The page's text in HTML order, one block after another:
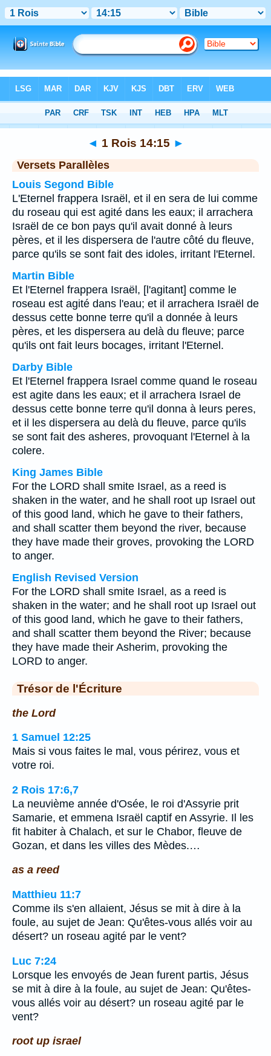
Chapitre 14> Verset 15
◄ 1 Rois 14:15 ►
Versets Parallèles
Louis Segond Bible
L'Eternel frappera Israël, et il en sera de lui comme
du roseau qui est agité dans les eaux; il arrachera
Israël de ce bon pays qu'il avait donné à leurs
pères, et il les dispersera de l'autre côté du fleuve,
parce qu'ils se sont fait des idoles, irritant l'Eternel.
Martin Bible
Et l'Eternel frappera Israël, [l'agitant] comme le
roseau est agité dans l'eau; et il arrachera Israël de
dessus cette bonne terre qu'il a donnée à leurs
pères, et les dispersera au delà du fleuve; parce
qu'ils ont fait leurs bocages, irritant l'Eternel.
Darby Bible
Et l'Eternel frappera Israel comme quand le roseau
est agite dans les eaux; et il arrachera Israel de
dessus cette bonne terre qu'il donna à leurs peres,
et il les dispersera au delà du fleuve, parce qu'ils
se sont fait des asheres, provoquant l'Eternel à la
colere.
King James Bible
For the LORD shall smite Israel, as a reed is
shaken in the water, and he shall root up Israel out
of this good land, which he gave to their fathers,
and shall scatter them beyond the river, because
they have made their groves, provoking the LORD
to anger.
English Revised Version
For the LORD shall smite Israel, as a reed is
shaken in the water; and he shall root up Israel out
of this good land, which he gave to their fathers,
and shall scatter them beyond the River; because
they have made their Asherim, provoking the
LORD to anger.
Trésor de l'Écriture
the Lord
1 Samuel 12:25
Mais si vous faites le mal, vous périrez, vous et
votre roi.
2 Rois 17:6,7
La neuvième année d'Osée, le roi d'Assyrie prit
Samarie, et emmena Israël captif en Assyrie. Il les
fit habiter à Chalach, et sur le Chabor, fleuve de
Gozan, et dans les villes des Mèdes.…
as a reed
Matthieu 11:7
Comme ils s'en allaient, Jésus se mit à dire à la
foule, au sujet de Jean: Qu'êtes-vous allés voir au
désert? un roseau agité par le vent?
Luc 7:24
Lorsque les envoyés de Jean furent partis, Jésus
se mit à dire à la foule, au sujet de Jean: Qu'êtes-
vous allés voir au désert? un roseau agité par le
vent?
root up israel